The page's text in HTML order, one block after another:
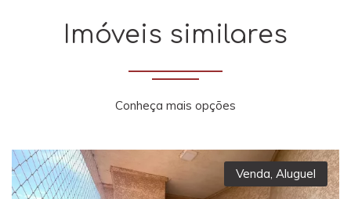
Imóveis similares
Conheça mais opções
Venda, Aluguel